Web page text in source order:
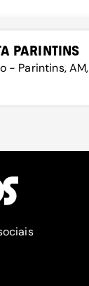
PARINTINS
- Parintins, AM,